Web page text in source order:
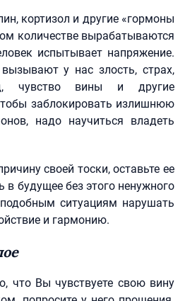
кортизол и другие «гормоны
количестве вырабатываются
испытывает напряжение.
у нас злость, страх,
чувство вины и другие
заблокировать излишнюю
надо научиться владеть
своей тоски, оставьте ее
в будущее без этого ненужного
ситуациям нарушать
и гармонию.
что Вы чувствуете свою вину